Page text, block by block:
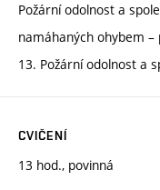
Požární odolnost a
namáhaných ohybem
13. Požární odolnost a
CVIČENÍ
13 hod., povinná